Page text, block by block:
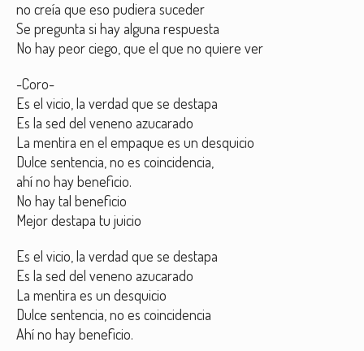
no creía que eso pudiera suceder
Se pregunta si hay alguna respuesta
No hay peor ciego, que el que no quiere ver
-Coro-
Es el vicio, la verdad que se destapa
Es la sed del veneno azucarado
La mentira en el empaque es un desquicio
Dulce sentencia, no es coincidencia,
ahí no hay beneficio.
No hay tal beneficio
Mejor destapa tu juicio
Es el vicio, la verdad que se destapa
Es la sed del veneno azucarado
La mentira es un desquicio
Dulce sentencia, no es coincidencia
Ahí no hay beneficio.